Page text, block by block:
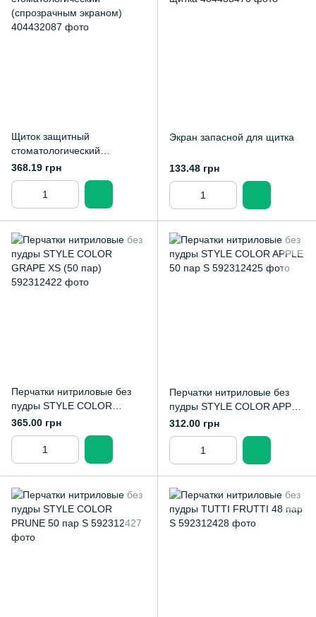
Щиток защитный
стоматологический
(спрозрачным экраном)
368.19 грн
Экран запасной для щитка
133.48 грн
Перчатки нитриловые без
пудры STYLE COLOR
GRAPE XS (50 пар)
365.00 грн
Перчатки нитриловые без
пудры STYLE COLOR APPLE
50 пар S
312.00 грн